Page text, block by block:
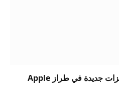
iPhone Ultra قادم: ست ميزات جديدة في طراز Apple